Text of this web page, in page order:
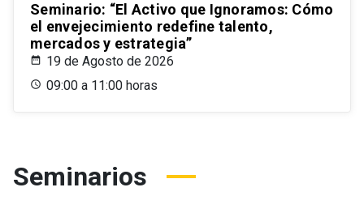
Seminario: “El Activo que Ignoramos: Cómo
el envejecimiento redefine talento,
mercados y estrategia”
19 de Agosto de 2026
09:00 a 11:00 horas
Seminarios